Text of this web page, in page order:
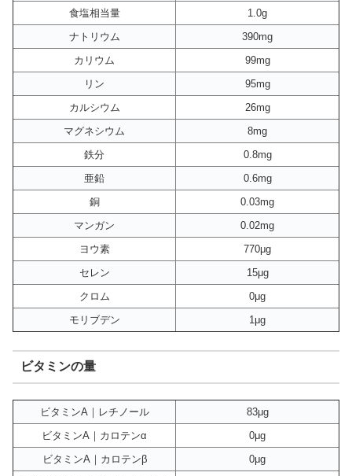
食塩相当量
1.0g
ナトリウム
390mg
カリウム
99mg
リン
95mg
カルシウム
26mg
マグネシウム
8mg
鉄分
0.8mg
亜鉛
0.6mg
銅
0.03mg
マンガン
0.02mg
ヨウ素
770μg
セレン
15μg
クロム
0μg
モリブデン
1μg
ビタミンの量
ビタミンA｜レチノール
83μg
ビタミンA｜カロテンα
0μg
ビタミンA｜カロテンβ
0μg